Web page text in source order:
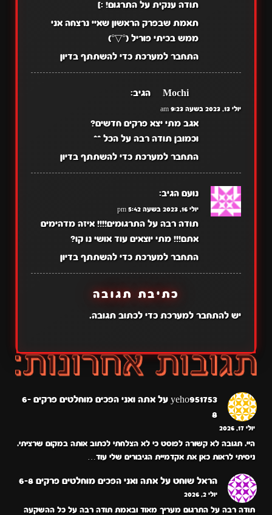
תודה ענקית על התרגום! :]
תאמת שבפרק הראשון שאיי נרצחה אני
ממש בכיתי פוריל (°▽°)
התחבר למערכת כדי להשתתף בדיון
הגיב:
יולי 13, 2023 בשעה 9:23 am
אגב מתי יצא פרקים חדשים?
וכמובן תודה רבה על הכל ^^
התחבר למערכת כדי להשתתף בדיון
נועם הגיב:
יולי 16, 2023 בשעה 5:42 pm
תודה רבה על התרגומים!!!! איזה מדהימים
אתם!!! מתי יוצאים עוד אושי נו קו?
התחבר למערכת כדי להשתתף בדיון
כתיבת תגובה
יש להתחבר למערכתכדי לכתוב תגובה.
yeho951753 על
אתה ואני הפכים מוחלטים פרקים 6-
8
יולי 17, 2026
היי. תגובה לא קשורה לפוסט כי לא הצלחתי לכתוב אותה במקום שרציתי.
ניסיתי לראות כאן את אקדמיית הגיבורים שלי עוד…
הראל שוחט על אתה ואני הפכים מוחלטים פרקים 6-8
יולי 2, 2026
תודה רבה על התרגום מעריך מאוד ובאמת תודה רבה על כל ההשקעה